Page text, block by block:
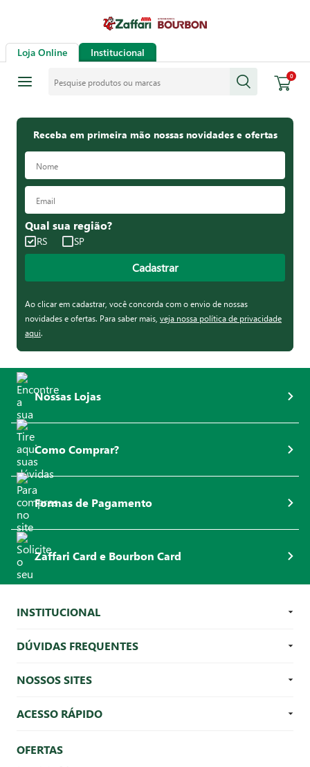
Loja Online Institucional
0
Receba em primeira mão nossas novidades e ofertas
Qual sua região?
RS SP
Cadastrar
Ao clicar em cadastrar, você concorda com o envio de nossas
novidades e ofertas. Para saber mais, veja nossa política de privacidade
aqui.
Nossas Lojas
Como Comprar?
Formas de Pagamento
Zaffari Card e Bourbon Card
INSTITUCIONAL
DÚVIDAS FREQUENTES
NOSSOS SITES
ACESSO RÁPIDO
OFERTAS